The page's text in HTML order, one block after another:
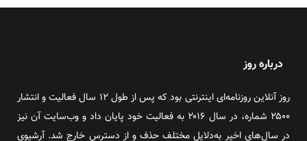
درباره روز
روز آنلاین روزنامه‌ای اینترنتی بود که پس از طول ۱۲ سال فعالیت و انتشار
۲۵۰۰ شماره، در سال ۲۰۱۶ به فعالیت خود پایان داد و وب‌سایت آن نیز
در سال‌های اخیر به‌دلایل مختلف حذف و از دسترس خارج شد. آرشیوی